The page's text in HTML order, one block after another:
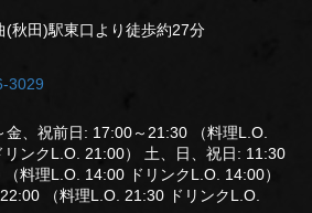
(秋田)駅東口より徒歩約27分
3029
金、祝前日: 17:00～21:30 （料理L.O.
リンクL.O. 21:00） 土、日、祝日: 11:30
（料理L.O. 14:00 ドリンクL.O. 14:00）
（料理L.O. 21:30 ドリンクL.O.